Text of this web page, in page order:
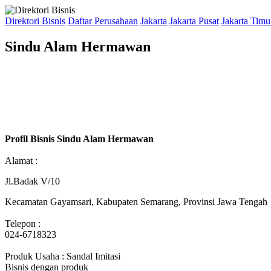
Direktori Bisnis Daftar Perusahaan Jakarta Jakarta Pusat Jakarta
Sindu Alam Hermawan
Profil Bisnis Sindu Alam Hermawan
Alamat :
Jl.Badak V/10
Kecamatan Gayamsari, Kabupaten Semarang, Provinsi Jawa Tengah
Telepon :
024-6718323
Produk Usaha : Sandal Imitasi
Bisnis dengan produk